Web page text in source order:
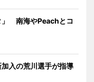
」 南海やPeachとコ
入の荒川選手が指導